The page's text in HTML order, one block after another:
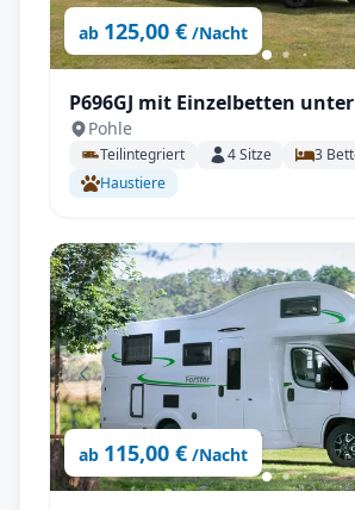
ab 125,00 € /Nacht
P696GJ mit Einzelbetten
Pohle
Teilintegriert 4Sitze 3
Haustiere
ab 115,00 € /Nacht